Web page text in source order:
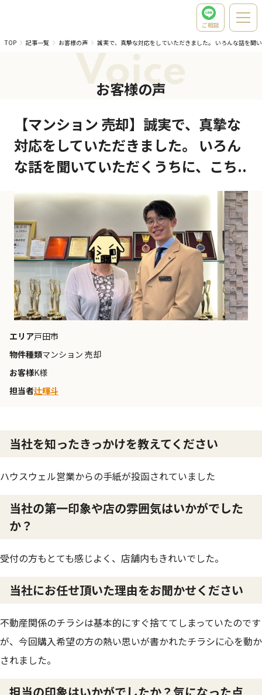
ご相談
TOP
記事一覧 お客様の声 誠実で、真摯な対応をしていただきました。 いろんな話を聞
Voice
お客様の声
【マンション 売却】誠実で、真摯な
対応をしていただきました。 いろん
な話を聞いていただくうちに、こち..
エリア戸田市
物件種類マンション 売却
お客様K様
担当者辻暉斗
当社を知ったきっかけを教えてください
ハウスウェル営業からの手紙が投函されていました
当社の第一印象や店の雰囲気はいかがでした
か？
受付の方もとても感じよく、店舗内もきれいでした。
当社にお任せ頂いた理由をお聞かせください
不動産関係のチラシは基本的にすぐ捨ててしまっていたのです
が、今回購入希望の方の熱い思いが書かれたチラシに心を動か
されました。